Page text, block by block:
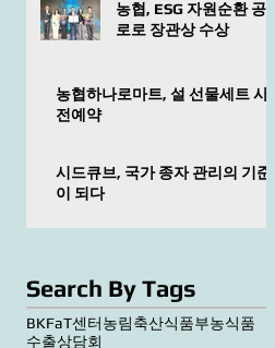
농협, ESG 자원순환 공
로로 장관상 수상
농협하나로마트, 설 선물세트 사
전예약
시드큐브, 국가 종자 관리의 기준
이 되다
Search By Tags
BKFaT센터농림축산식품부농식품
수출상담회